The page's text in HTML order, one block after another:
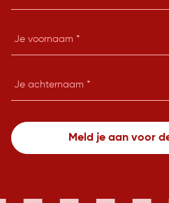
Meld je aan voor